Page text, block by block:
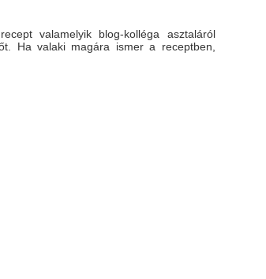
valamelyik blog-kolléga asztaláról
Ha valaki magára ismer a receptben,